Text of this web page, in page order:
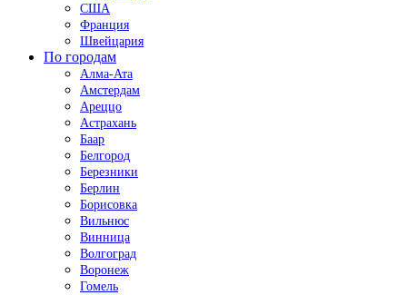
США
Франция
Швейцария
По городам
Алма-Ата
Амстердам
Ареццо
Астрахань
Баар
Белгород
Березники
Берлин
Борисовка
Вильнюс
Винница
Волгоград
Воронеж
Гомель